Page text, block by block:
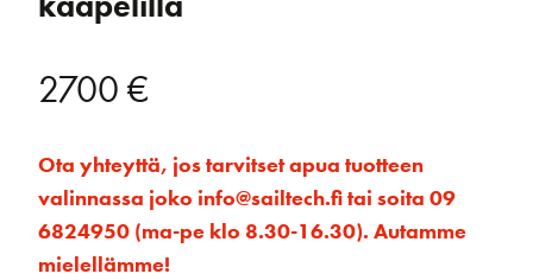
2700€
Ota yhteyttä, jos tarvitset apua tuotteen
valinnassa joko info@sailtech.fi tai soita 09
6824950 (ma-pe klo 8.30-16.30). Autamme
mielellämme!